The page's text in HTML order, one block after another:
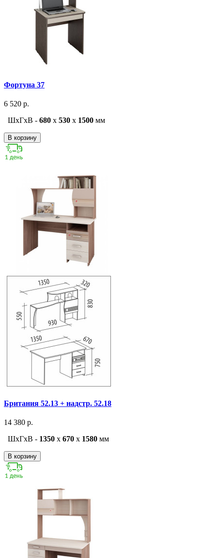
Фортуна 37
6 520 р.
ШxГxВ - 680 x 530 x 1500 мм
В корзину
Британия 52.13 + надстр. 52.18
14 380 р.
ШxГxВ - 1350 x 670 x 1580 мм
В корзину